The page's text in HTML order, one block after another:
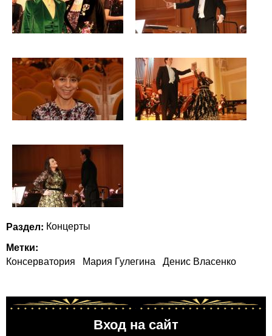
Раздел: Концерты
Метки:
Консерватория Мария Гулегина Денис Власенко
Вход на сайт